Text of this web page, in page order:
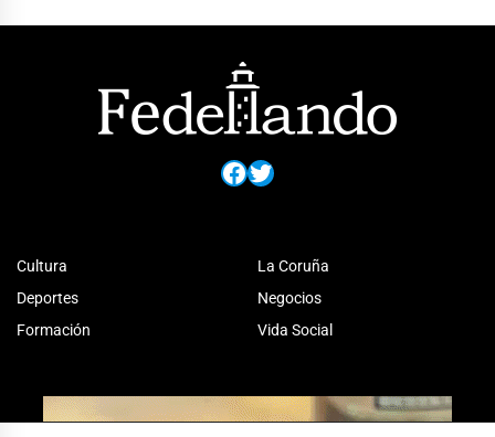
Facebook
Twitter
Cultura
Deportes
Formación
La Coruña
Negocios
Vida Social